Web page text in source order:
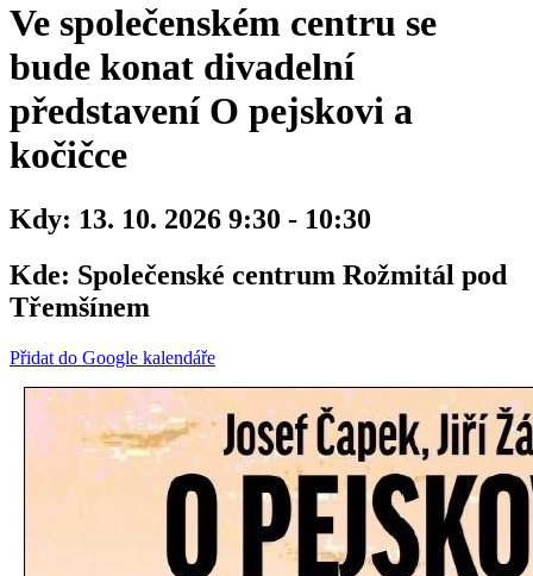
Ve společenském centru se
bude konat divadelní
představení O pejskovi a
kočičce
Kdy: 13. 10. 2026 9:30 - 10:30
Kde: Společenské centrum Rožmitál pod
Třemšínem
Přidat do Google kalendáře